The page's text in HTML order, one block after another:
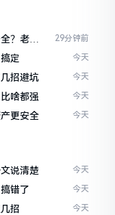
？老玩
29分钟前
定 今天
招避坑 今天
啥都强 今天
更安全 今天
说清楚 今天
错了 今天
招 今天